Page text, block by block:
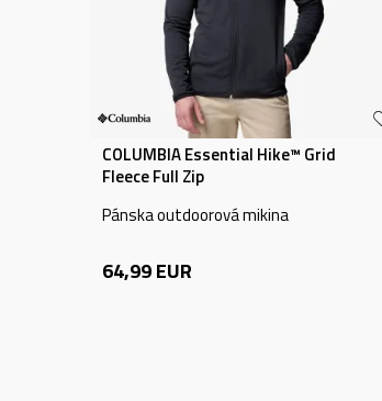
COLUMBIA Essential Hike™ Grid
Fleece Full Zip
Pánska outdoorová mikina
64,99EUR